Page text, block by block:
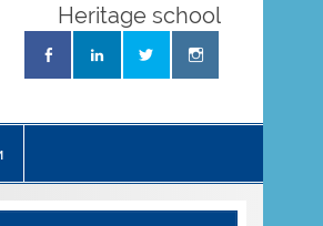
Heritage school